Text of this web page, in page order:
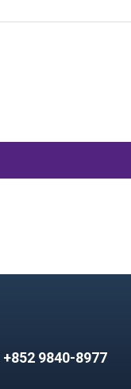
+852 9840-8977